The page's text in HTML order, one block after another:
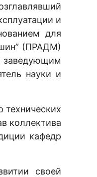
и
для
(ПРАДМ)
заведующим
науки и
коллектива
кафедр
своей